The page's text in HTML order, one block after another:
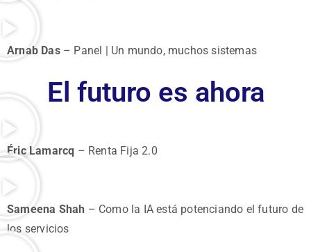
Arnab Das– Panel | Un mundo, muchos sistemas
El futuro es ahora
Éric Lamarcq – Renta Fija 2.0
Sameena Shah – Como la IA está potenciando el futuro de
los servicios